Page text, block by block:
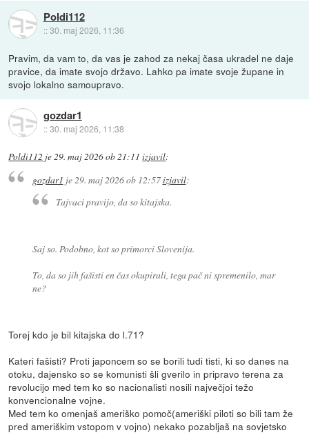
Poldi112
::30. maj 2026, 11:36
Pravim, da vam to, da vas je zahod za nekaj časa ukradel ne daje
pravice, da imate svojo državo. Lahko pa imate svoje župane in
svojo lokalno samoupravo.
gozdar1
::30. maj 2026, 11:38
Poldi112 je29. maj 2026 ob 21:11 izjavil:
gozdar1 je 29. maj 2026 ob 12:57izjavil:
Tajvaci pravijo, da so kitajska.
Saj so. Podobno, kot so primorci Slovenija.
To, da so jih fašisti en čas okupirali, tega pač ni spremenilo, mar
ne?
Torej kdo je bil kitajska do l.71?
Kateri fašisti? Proti japoncem so se borili tudi tisti, ki so danes na
otoku, dajensko so se komunisti šli gverilo in pripravo terena za
revolucijo med tem ko so nacionalisti nosili največjoi težo
konvencionalne vojne.
Med tem ko omenjaš ameriško pomoč(ameriški piloti so bili tam že
pred ameriškim vstopom v vojno) nekako pozabljaš na sovjetsko